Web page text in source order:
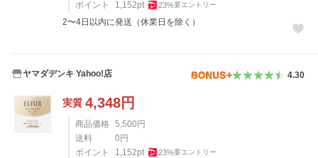
ポイント
1,152pt 23%要エントリー
2〜4日以内に発送（休業日を除く）
ヤマダデンキ Yahoo!店 4.30
実質 4,348円
商品価格 5,500 円
送料
0 円
ポイント
1,152pt 23%要エントリー